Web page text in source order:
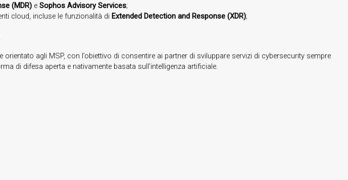
(MDR) e Sophos Advisory Services;
cloud, incluse le funzionalità di Extended Detection and Response (XDR);
orientato agli MSP, con l’obiettivo di consentire ai partner di sviluppare servizi di cybersecurity sempre
di difesa aperta e nativamente basata sull’intelligenza artificiale.